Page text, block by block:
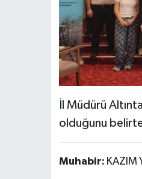
İl Müdürü
olduğunu
Muhabir: KAZIM